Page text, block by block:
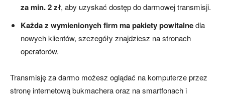
za min. 2 zł, aby uzyskać dostęp do darmowej transmisji.
Każda z wymienionych firm ma pakiety powitalnedla
nowych klientów, szczegóły znajdziesz na stronach
operatorów.
Transmisję za darmo możesz oglądać na komputerze przez
stronę internetową bukmachera oraz na smartfonach i